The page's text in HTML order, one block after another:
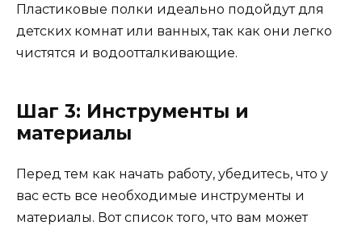
Пластиковые полки идеально подойдут для
детских комнат или ванных, так как они легко
чистятся и водоотталкивающие.
Шаг 3: Инструменты и
материалы
Перед тем как начать работу, убедитесь, что у
вас есть все необходимые инструменты и
материалы. Вот список того, что вам может